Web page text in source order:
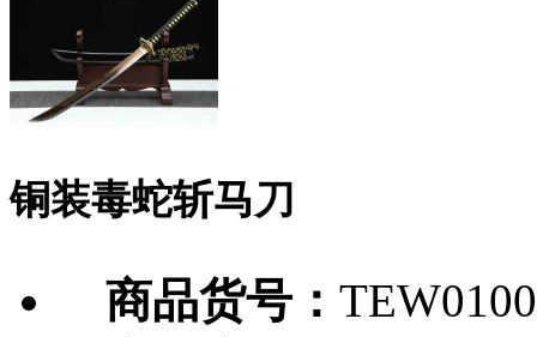
铜装毒蛇斩马刀
商品货号：